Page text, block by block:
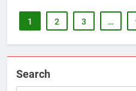
1 2 3 …
Search